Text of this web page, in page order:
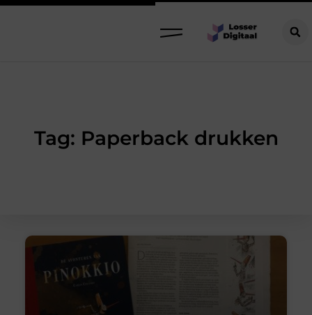
Tag: Paperback drukken